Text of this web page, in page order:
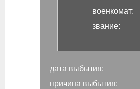
военкомат:
звание:
дата выбытия:
причина выбытия: